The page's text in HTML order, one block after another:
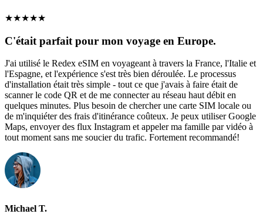
★★★★★
C'était parfait pour mon voyage en Europe.
J'ai utilisé le Redex eSIM en voyageant à travers la France, l'Italie et
l'Espagne, et l'expérience s'est très bien déroulée. Le processus
d'installation était très simple - tout ce que j'avais à faire était de
scanner le code QR et de me connecter au réseau haut débit en
quelques minutes. Plus besoin de chercher une carte SIM locale ou
de m'inquiéter des frais d'itinérance coûteux. Je peux utiliser Google
Maps, envoyer des flux Instagram et appeler ma famille par vidéo à
tout moment sans me soucier du trafic. Fortement recommandé!
Michael T.